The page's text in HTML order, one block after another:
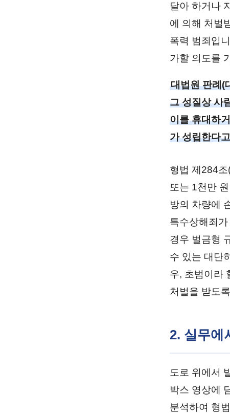
달아 하거나
에 의해 처벌
폭력 범죄입
가할 의도를
대법원 판례(
그 성질상 사
이를 휴대하
가 성립한다
형법 제284
또는 1천만
방의 차량에
특수상해죄
경우 벌금형
수 있는 대단
우, 초범이라
처벌을 받도
2. 실무에
도로 위에서
박스 영상에
분석하여 형